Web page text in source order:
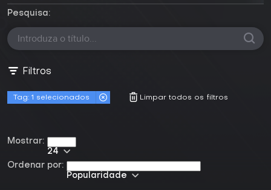
Pesquisa:
Filtros
Tag: 1 selecionados Limpar todos os filtros
Ordenar por:
Popularidade
Mostrar:
24